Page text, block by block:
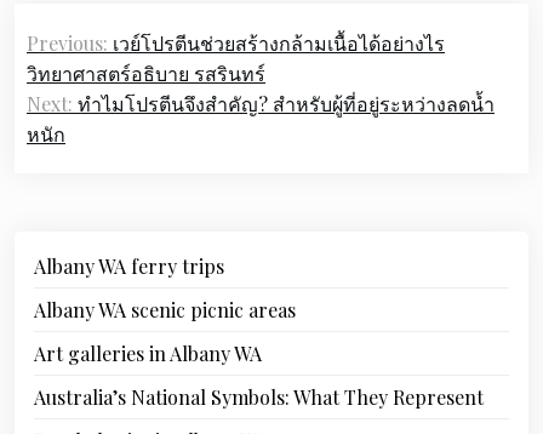
Post
navigation
Previous: เวย์โปรตีนช่วยสร้างกล้ามเนื้อได้อย่างไร
วิทยาศาสตร์อธิบาย รสรินทร์
Next: ทำไมโปรตีนจึงสำคัญ? สำหรับผู้ที่อยู่ระหว่างลดน้ำ
หนัก
Albany WA ferry trips
Albany WA scenic picnic areas
Art galleries in Albany WA
Australia’s National Symbols: What They Represent